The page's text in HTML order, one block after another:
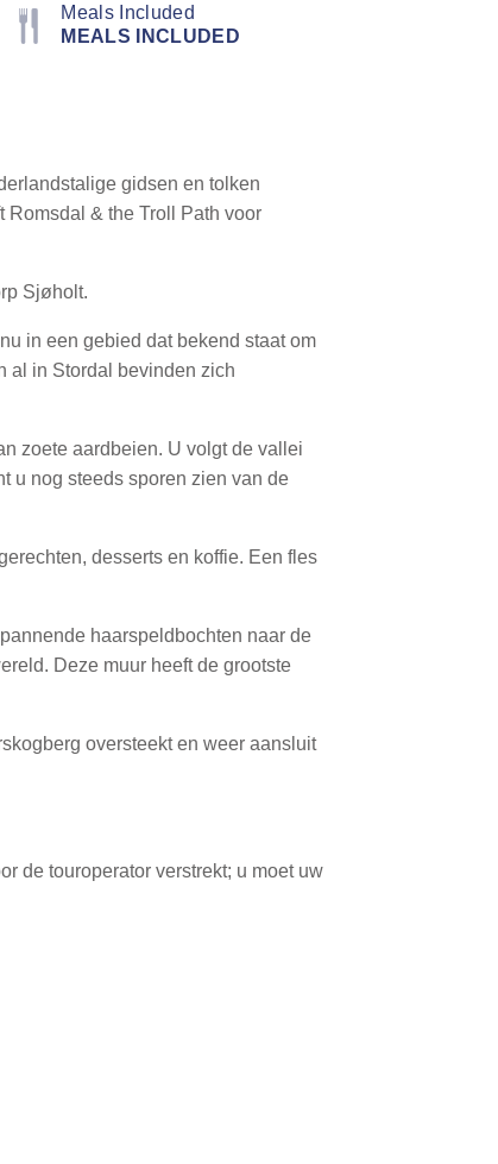
Meals Included
MEALS INCLUDED
gidsen en tolken
Romsdal & the Troll Path voor
Sjøholt.
in een gebied dat bekend staat om
al in Stordal bevinden zich
zoete aardbeien. U volgt de vallei
u nog steeds sporen zien van de
desserts en koffie. Een fles
haarspeldbochten naar de
Deze muur heeft de grootste
oversteekt en weer aansluit
de touroperator verstrekt; u moet uw